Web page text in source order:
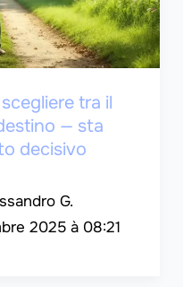
tra il
— sta
decisivo
G.
2025 à 08:21